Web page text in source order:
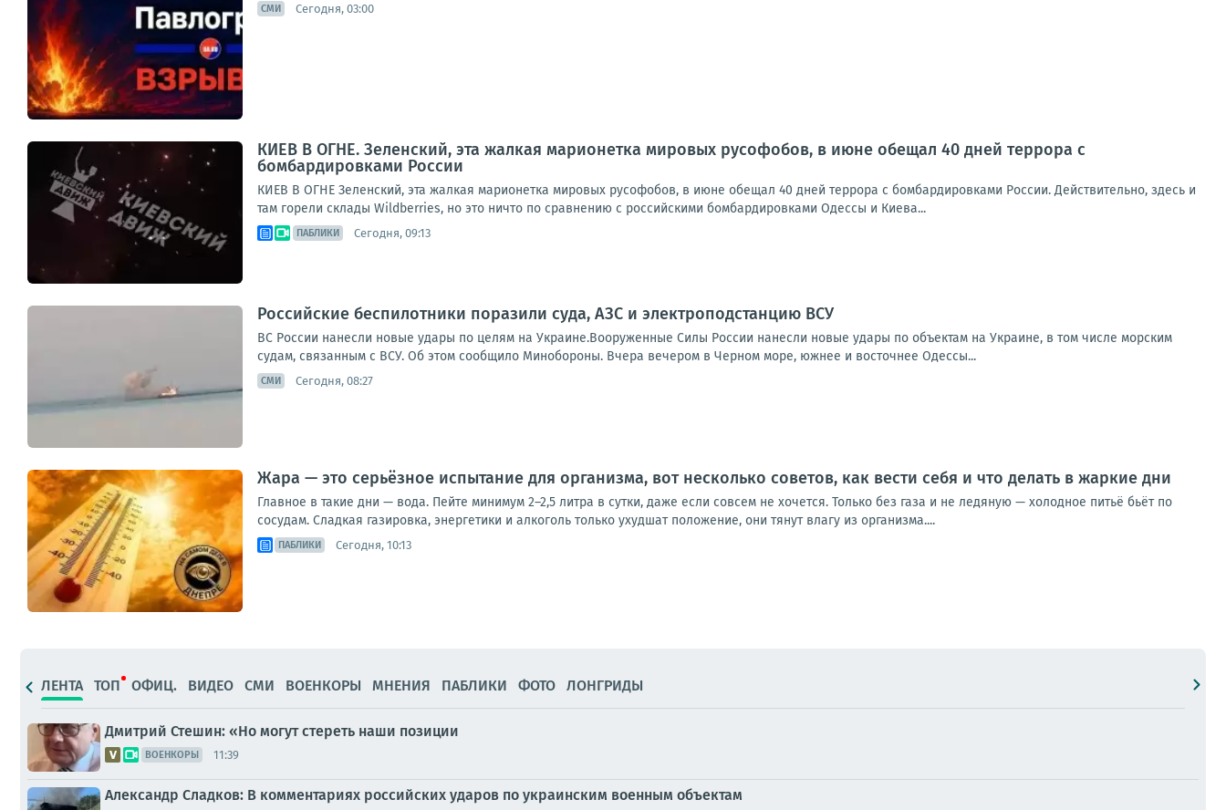
СМИ Сегодня, 03:00
КИЕВ В ОГНЕ. Зеленский, эта жалкая марионетка мировых русофобов, в июне обещал 40 дней террора с
бомбардировками России
КИЕВ В ОГНЕ Зеленский, эта жалкая марионетка мировых русофобов, в июне обещал 40 дней террора с бомбардировками России. Действительно, здесь и
там горели склады Wildberries, но это ничто по сравнению с российскими бомбардировками Одессы и Киева...
ПАБЛИКИ Сегодня, 09:13
Российские беспилотники поразили суда, АЗС и электроподстанцию ВСУ
ВС России нанесли новые удары по целям на Украине.Вооруженные Силы России нанесли новые удары по объектам на Украине, в том числе морским
судам, связанным с ВСУ. Об этом сообщило Минобороны. Вчера вечером в Черном море, южнее и восточнее Одессы...
СМИ Сегодня, 08:27
Жара — это серьёзное испытание для организма, вот несколько советов, как вести себя и что делать в жаркие дни
Главное в такие дни — вода. Пейте минимум 2–2,5 литра в сутки, даже если совсем не хочется. Только без газа и не ледяную — холодное питьё бьёт по
сосудам. Сладкая газировка, энергетики и алкоголь только ухудшат положение, они тянут влагу из организма....
ПАБЛИКИ Сегодня, 10:13
ЛЕНТА ТОП ОФИЦ. ВИДЕО СМИ ВОЕНКОРЫ МНЕНИЯ ПАБЛИКИ ФОТО ЛОНГРИДЫ
Дмитрий Стешин: «Но могут стереть наши позиции
ВОЕНКОРЫ 11:39
Александр Сладков: В комментариях российских ударов по украинским военным объектам